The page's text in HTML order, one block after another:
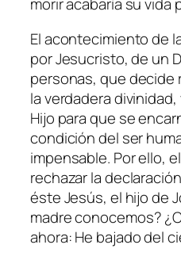
morir acabaría su vida
El acontecimiento de
por Jesucristo, de un
personas, que decide
la verdadera
Hijo para que se
condición del ser
impensable. Por ello,
rechazar la
éste Jesús, el hijo de
madre conocemos?
ahora: He bajado del